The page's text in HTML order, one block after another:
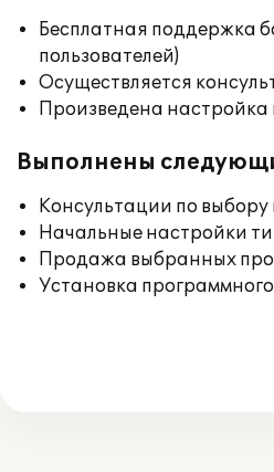
Бесплатная поддержка
пользователей)
Осуществляется
Произведена настройка
Выполнены
Консультации по
Начальные настройки
Продажа выбранных
Установка